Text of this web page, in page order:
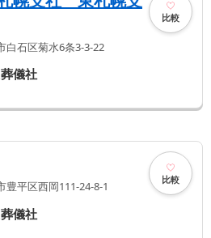
白石区菊水6条3-3-22
比較
儀社
豊平区西岡111-24-8-1 比較
儀社